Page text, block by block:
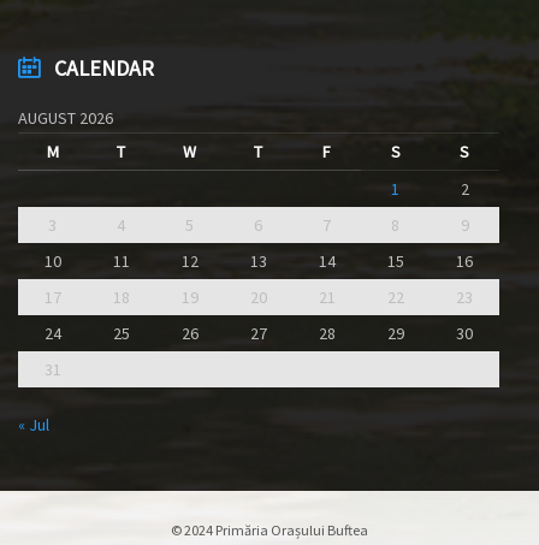
CALENDAR
AUGUST 2026
M
T W T F S
S
1
2
3
4 5 6 7 8
9
10
11 12 13 14 15
16
17
18 19 20 21 22
23
24
25 26 27 28 29
30
31
« Jul
© 2024 Primăria Orașului Buftea